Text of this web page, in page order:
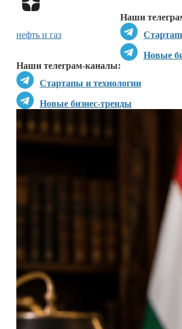
Наши
Новые
Наши телеграм-каналы:
Стартапы и технологии
Новые бизнес-тренды
нефть и газ